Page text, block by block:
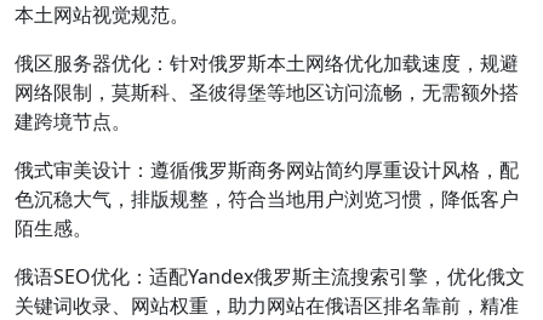
本土网站视觉规范。
俄区服务器优化：针对俄罗斯本土网络优化加载速度，规避
网络限制，莫斯科、圣彼得堡等地区访问流畅，无需额外搭
建跨境节点。
俄式审美设计：遵循俄罗斯商务网站简约厚重设计风格，配
色沉稳大气，排版规整，符合当地用户浏览习惯，降低客户
陌生感。
俄语SEO优化：适配Yandex俄罗斯主流搜索引擎，优化俄文
关键词收录、网站权重，助力网站在俄语区排名靠前，精准